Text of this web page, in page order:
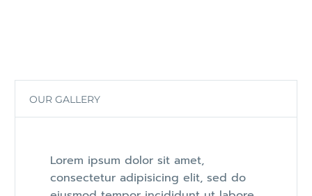
OUR GALLERY
Lorem ipsum dolor sit amet,
consectetur adipisicing elit, sed do